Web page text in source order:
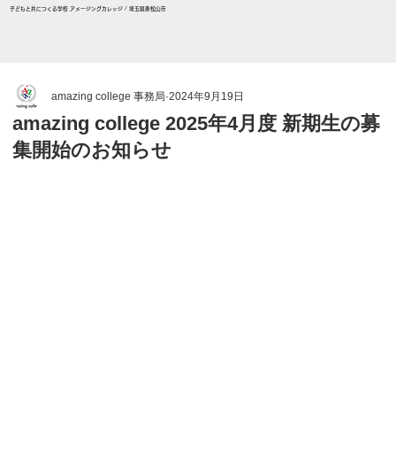
子どもと共につくる学校 アメージングカレッジ / 埼玉県東松山市
amazing college 2025年4月度 新期生の募
集開始のお知らせ
amazing college 事務局 2024年9月19日